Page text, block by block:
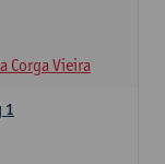
Corga Vieira
1